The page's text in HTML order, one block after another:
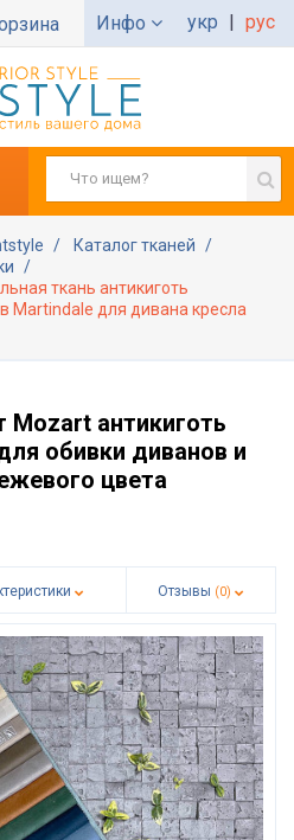
Инфо укр | рус
Каталог тканей
ткань антикиготь
Martindale для дивана кресла
антикиготь
обивки диванов и
цвета
Отзывы (0)